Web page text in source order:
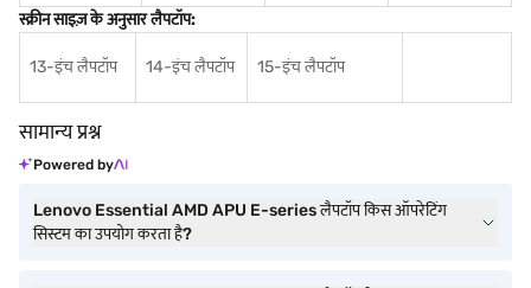
स्क्रीन साइज़ के अनुसार लैपटॉप:
13-इंच लैपटॉप 14-इंच लैपटॉप 15-इंच लैपटॉप
सामान्य प्रश्न
Powered by
Lenovo Essential AMD APU E-series लैपटॉप किस ऑपरेटिंग
सिस्टम का उपयोग करता है?